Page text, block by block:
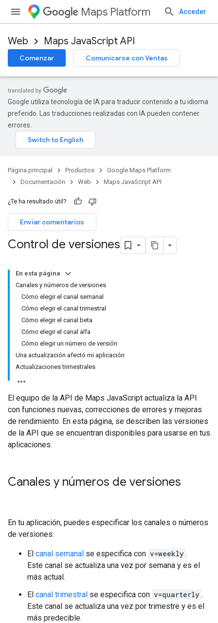
Maps Platform Acceder
Web Maps JavaScript API
Comenzar Comunicarse con Ventas
Google utiliza tecnología de IA para traducir contenido a tu idioma
preferido. Las traducciones realizadas con IA pueden contener
errores.
Página principal Productos
Google Maps Platform
Documentación
Web Maps JavaScript API
¿Te ha resultado útil?
Enviar comentarios
Control de versiones
En esta página
Canales y números de versiones
Cómo elegir el canal semanal
Cómo elegir el canal trimestral
Cómo elegir el canal beta
Cómo elegir el canal alfa
Cómo elegir un número de versión
Una actualización afectó mi aplicación
Actualizaciones trimestrales
El equipo de la API de Maps JavaScript actualiza la API
con funciones nuevas, correcciones de errores y mejoras
de rendimiento. En esta página, se describen las versiones
de la API que se encuentran disponibles para usarse en tus
aplicaciones.
Canales y números de versiones
En tu aplicación, puedes especificar los canales o números
de versiones:
El canal semanal se especifica con v=weekly .
Este canal se actualiza una vez por semana y es el
más actual.
El canal trimestral se especifica con v=quarterly .
Este canal se actualiza una vez por trimestre y es el
más predecible.